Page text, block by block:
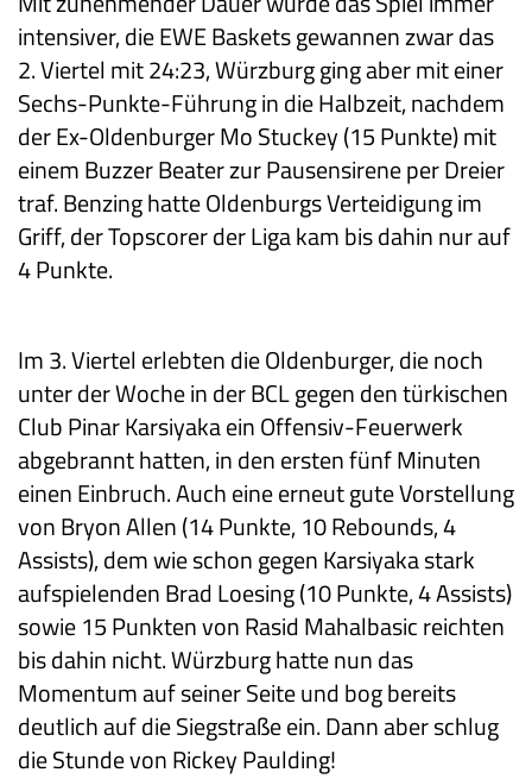
intensiver, die EWE Baskets gewannen zwar das
2. Viertel mit 24:23, Würzburg ging aber mit einer
Sechs-Punkte-Führung in die Halbzeit, nachdem
der Ex-Oldenburger Mo Stuckey (15 Punkte) mit
einem Buzzer Beater zur Pausensirene per Dreier
traf. Benzing hatte Oldenburgs Verteidigung im
Griff, der Topscorer der Liga kam bis dahin nur auf
4 Punkte.
Im 3. Viertel erlebten die Oldenburger, die noch
unter der Woche in der BCL gegen den türkischen
Club Pinar Karsiyaka ein Offensiv-Feuerwerk
abgebrannt hatten, in den ersten fünf Minuten
einen Einbruch. Auch eine erneut gute Vorstellung
von Bryon Allen (14 Punkte, 10 Rebounds, 4
Assists), dem wie schon gegen Karsiyaka stark
aufspielenden Brad Loesing (10 Punkte, 4 Assists)
sowie 15 Punkten von Rasid Mahalbasic reichten
bis dahin nicht. Würzburg hatte nun das
Momentum auf seiner Seite und bog bereits
deutlich auf die Siegstraße ein. Dann aber schlug
die Stunde von Rickey Paulding!